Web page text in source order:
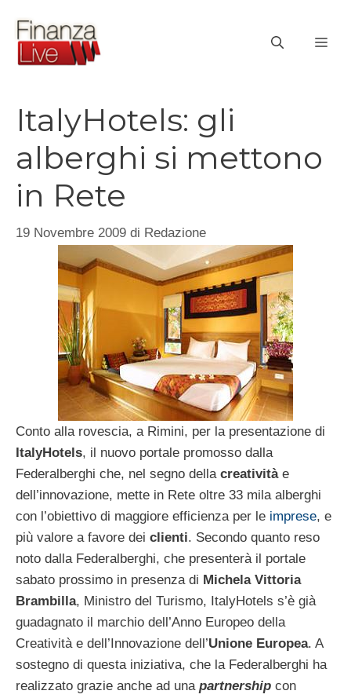
contenuto
ItalyHotels: gli
alberghi si mettono
in Rete
19 Novembre 2009 di Redazione
Conto alla rovescia, a Rimini, per la presentazione di
ItalyHotels, il nuovo portale promosso dalla
Federalberghi che, nel segno della creativitàe
dell’innovazione, mette in Rete oltre 33 mila alberghi
con l’obiettivo di maggiore efficienza per le imprese, e
più valore a favore dei clienti. Secondo quanto reso
noto dalla Federalberghi, che presenterà il portale
sabato prossimo in presenza di Michela Vittoria
Brambilla, Ministro del Turismo, ItalyHotels s’è già
guadagnato il marchio dell’Anno Europeo della
Creatività e dell’Innovazione dell’Unione Europea. A
sostegno di questa iniziativa, che la Federalberghi ha
realizzato grazie anche ad una partnership con